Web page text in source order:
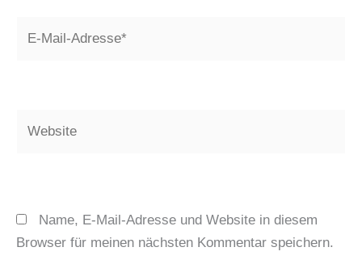
Name, E-Mail-Adresse und Website in diesem
Browser für meinen nächsten Kommentar speichern.